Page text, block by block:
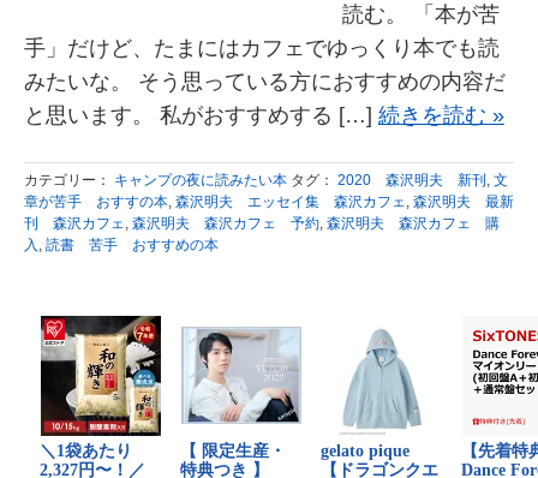
読む。 「本が苦
手」だけど、たまにはカフェでゆっくり本でも読
みたいな。 そう思っている方におすすめの内容だ
と思います。 私がおすすめする […] 続きを読む »
カテゴリー： キャンプの夜に読みたい本 タグ： 2020 森沢明夫 新刊 , 文
章が苦手 おすすの本, 森沢明夫 エッセイ集 森沢カフェ, 森沢明夫 最新
刊 森沢カフェ, 森沢明夫 森沢カフェ 予約, 森沢明夫 森沢カフェ 購
入 , 読書 苦手 おすすめの本